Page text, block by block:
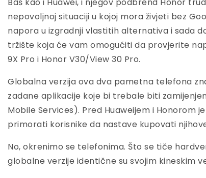
Baš kao i Huawei, i njegov podbrend Honor
nepovoljnoj situaciji u kojoj mora živjeti bez
napora u izgradnji vlastitih alternativa i sada
tržište koja će vam omogućiti da provjerite
9X Pro i Honor V30/View 30 Pro.
Globalna verzija ova dva pametna telefona
zadane aplikacije koje bi trebale biti
Mobile Services). Pred Huaweijem i Honorom
primorati korisnike da nastave kupovati
No, okrenimo se telefonima. Što se tiče
globalne verzije identične su svojim kineskim